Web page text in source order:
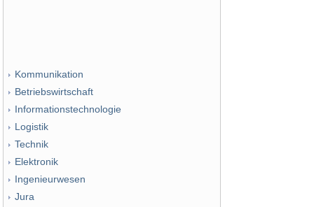
Kommunikation
Betriebswirtschaft
Informationstechnologie
Logistik
Technik
Elektronik
Ingenieurwesen
Jura